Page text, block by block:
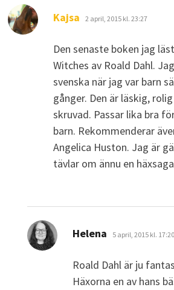
Kajsa skriver:
2 april, 2015 kl. 23:27
Den senaste boken jag
Witches av Roald Dahl.
svenska när jag var barn
gånger. Den är läskig,
skruvad. Passar lika bra
barn. Rekommenderar
Angelica Huston. Jag är
tävlar om ännu en
Helena skriver:
5 april, 2015 kl. 17:20
Roald Dahl är ju
Häxorna en av hans